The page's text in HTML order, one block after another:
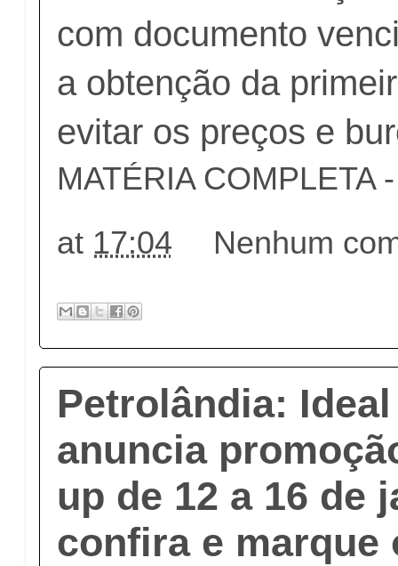
com documento
a obtenção da
evitar os preços e
MATÉRIA COMPLETA
at 17:04 Nenhum
Petrolândia:
anuncia
up de 12 a 16 de
confira e marque